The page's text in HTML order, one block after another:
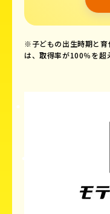
※子どもの出生時期と育
は、取得率が100％を超